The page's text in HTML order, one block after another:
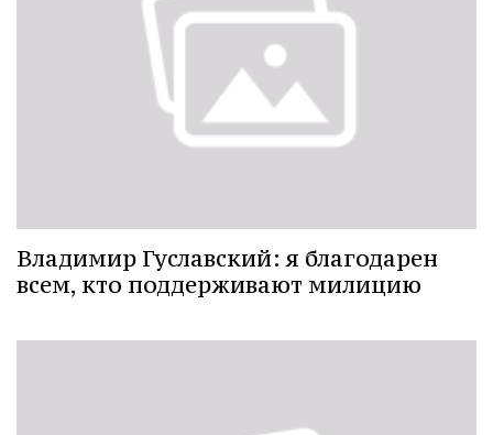
Владимир Гуславский: я благодарен
всем, кто поддерживают милицию